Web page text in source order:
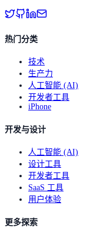
热门分类
技术
生产力
人工智能 (AI)
开发者工具
iPhone
开发与设计
人工智能 (AI)
设计工具
开发者工具
SaaS 工具
用户体验
更多探索